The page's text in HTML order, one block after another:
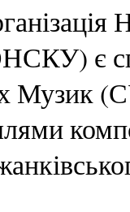
є
Музик